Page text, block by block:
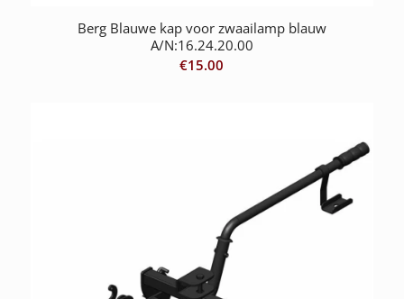
Berg Blauwe kap voor zwaailamp blauw
A/N:16.24.20.00
€15.00